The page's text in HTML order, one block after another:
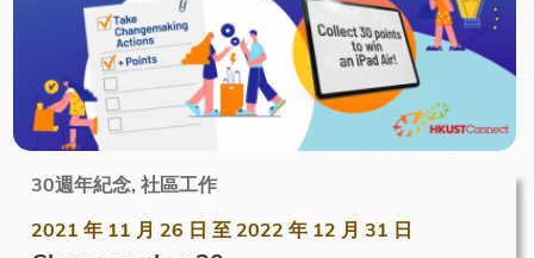
30週年紀念, 社區工作
2021 年 11 月 26 日 至 2022 年 12 月 31 日